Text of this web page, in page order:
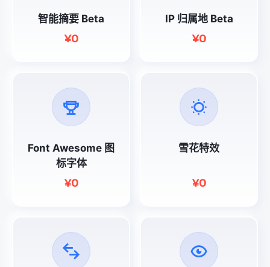
智能摘要 Beta
¥0
IP 归属地 Beta
¥0
Font Awesome 图
标字体
¥0
雪花特效
¥0